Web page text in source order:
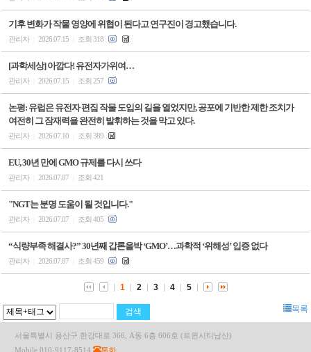
기후 변화가 작물 영양에 위협이 된다고 연구진이 경고했습니다.
관리자 2026.07.15 조회 318
[과학세상] 아깝다! 유전자가위여…
관리자 2026.07.15 조회 257
논평: 유럽은 유전자 편집 작물 도입의 길을 열었지만, 공포에 기반한 제한 조치가
여전히 그 잠재력을 완전히 발휘하는 것을 막고 있다.
관리자 2026.07.10 조회 389
EU, 30년 만에 GMO 규제를 다시 쓰다
관리자 2026.07.07 조회 421
"NGT는 분명 도움이 될 것입니다."
관리자 2026.07.07 조회 405
“식량부족 해결사?” 30년째 갑론을박 ‘GMO’…과학적 ‘위해성’ 입증 없다
관리자 2026.07.07 조회 459
1 2 3 4 5
목록
서울특별시 용산구 한강대로 366, A동 6층 606호 (트윈시티남산)
Mobile 010-9117-8514
통화